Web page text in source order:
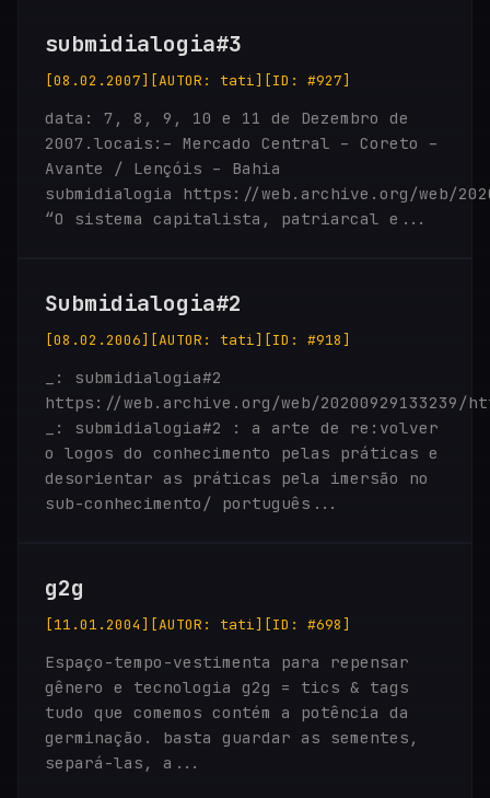
submidialogia#3
[08.02.2007] [AUTOR: tati] [ID: #927]
data: 7, 8, 9, 10 e 11 de Dezembro de
2007.locais:– Mercado Central – Coreto –
Avante / Lençóis – Bahia
submidialogia https://web.archive.org/web/
“O sistema capitalista, patriarcal e...
Submidialogia#2
[08.02.2006] [AUTOR: tati] [ID: #918]
_: submidialogia#2
https://web.archive.org/web/
_: submidialogia#2 : a arte de re:volver
o logos do conhecimento pelas práticas e
desorientar as práticas pela imersão no
sub-conhecimento/ português...
g2g
[11.01.2004] [AUTOR: tati] [ID: #698]
Espaço-tempo-vestimenta para repensar
gênero e tecnologia g2g = tics & tags
tudo que comemos contém a potência da
germinação. basta guardar as sementes,
separá-las, a...